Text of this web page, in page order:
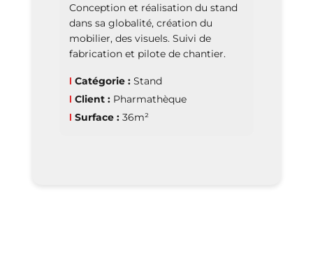
Conception et réalisation du stand
dans sa globalité, création du
mobilier, des visuels. Suivi de
fabrication et pilote de chantier.
Ι Catégorie : Stand
Ι Client :Pharmathèque
Ι Surface : 36m²